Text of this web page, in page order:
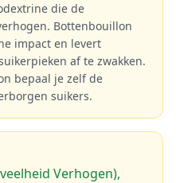
die de
Bottenbouillon
impact en levert
af te zwakken.
bepaal je zelf de
suikers.
Verhogen),